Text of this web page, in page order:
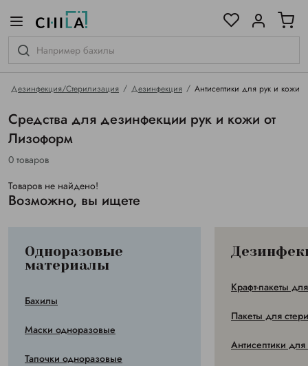
Дезинфекция/Стерилизация Дезинфекция Антисептики для рук и кожи
Средства для дезинфекции рук и кожи от
Лизоформ
0 товаров
Товаров не найдено!
Возможно, вы ищете
Одноразовые
материалы
Бахилы
Маски одноразовые
Тапочки одноразовые
Крафт-пакеты
Пакеты для
Антисептики для
гамме